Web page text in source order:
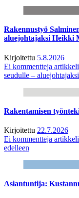
Rakennustyö
aluejohtajaksi Heikki
Kirjoitettu 5.8.2026
Ei kommentteja
seudulle –
Rakentamisen
Kirjoitettu 22.7.2026
Ei kommentteja
edelleen
Asiantuntija: